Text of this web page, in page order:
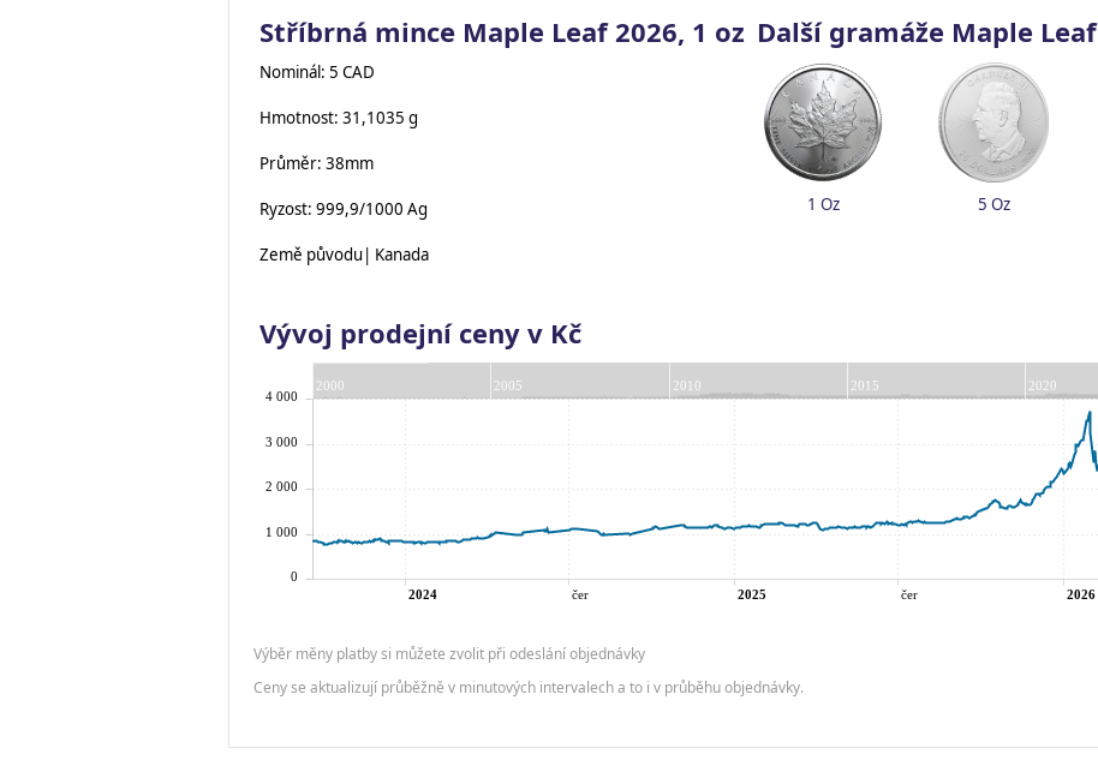
Stříbrná mince Maple Leaf 2026, 1 oz
Nominál: 5 CAD
Hmotnost: 31,1035 g
Průměr: 38mm
Ryzost: 999,9/1000 Ag
Země původu| Kanada
Další gramáže Maple Leaf
1 Oz 5 Oz
Vývoj prodejní ceny v Kč
Výběr měny platby si můžete zvolit při odeslání objednávky
Ceny se aktualizují průběžně v minutových intervalech a to i v průběhu objednávky.